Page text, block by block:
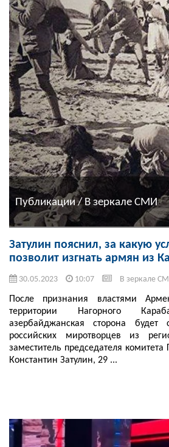
Публикации / В зеркале СМИ
Затулин пояснил, за какую
позволит изгнать армян из
30.05.2023 10:07 В зеркале
После признания властями
территории Нагорного
азербайджанская сторона будет
российских миротворцев из
заместитель председателя
Константин Затулин, 29 ...